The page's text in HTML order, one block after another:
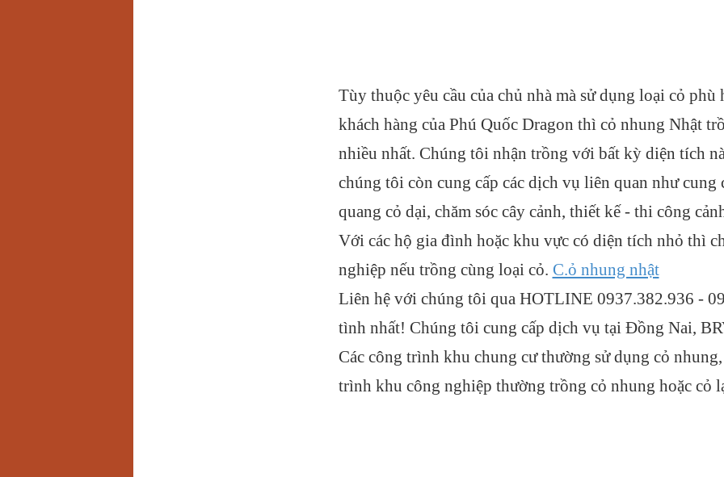
Tùy thuộc yêu cầu của chủ nhà mà sử dụng loại cỏ
khách hàng của Phú Quốc Dragon thì cỏ nhung Nhật
nhiều nhất. Chúng tôi nhận trồng với bất kỳ diện tích
chúng tôi còn cung cấp các dịch vụ liên quan như cung
quang cỏ dại, chăm sóc cây cảnh, thiết kế - thi công
Với các hộ gia đình hoặc khu vực có diện tích nhỏ thì
nghiệp nếu trồng cùng loại cỏ. C.ỏ nhung nhật
Liên hệ với chúng tôi qua HOTLINE 0937.382.936 -
tình nhất! Chúng tôi cung cấp dịch vụ tại Đồng Nai,
Các công trình khu chung cư thường sử dụng cỏ
trình khu công nghiệp thường trồng cỏ nhung hoặc cỏ